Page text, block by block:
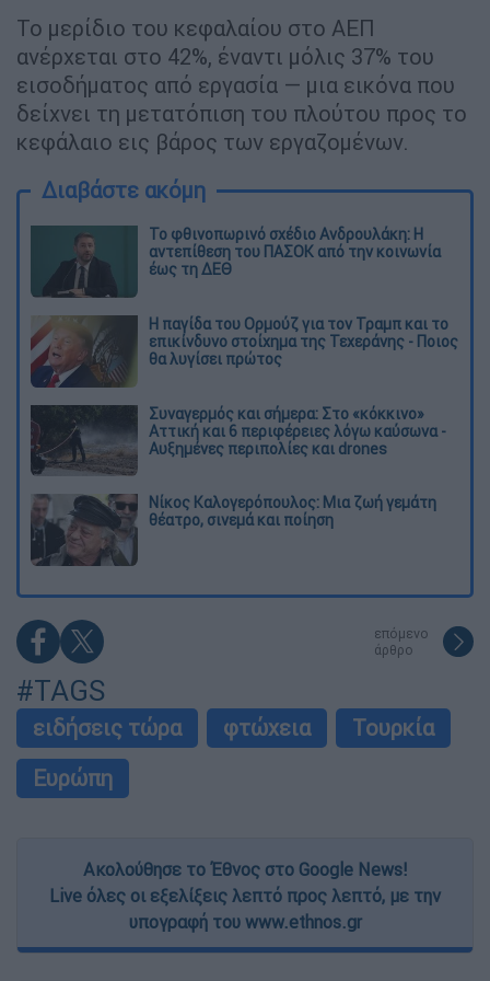
Το μερίδιο του κεφαλαίου στο ΑΕΠ
ανέρχεται στο 42%, έναντι μόλις 37% του
εισοδήματος από εργασία — μια εικόνα που
δείχνει τη μετατόπιση του πλούτου προς το
κεφάλαιο εις βάρος των εργαζομένων.
Διαβάστε ακόμη
Το φθινοπωρινό σχέδιο Ανδρουλάκη: Η
αντεπίθεση του ΠΑΣΟΚ από την κοινωνία
έως τη ΔΕΘ
Η παγίδα του Ορμούζ για τον Τραμπ και το
επικίνδυνο στοίχημα της Τεχεράνης - Ποιος
θα λυγίσει πρώτος
Συναγερμός και σήμερα: Στο «κόκκινο»
Αττική και 6 περιφέρειες λόγω καύσωνα -
Αυξημένες περιπολίες και drones
Νίκος Καλογερόπουλος: Μια ζωή γεμάτη
θέατρο, σινεμά και ποίηση
επόμενο
άρθρο
#TAGS
ειδήσεις τώρα φτώχεια
Τουρκία
Ευρώπη
Ακολούθησε το Έθνος στο Google News!
Live όλες οι εξελίξεις λεπτό προς λεπτό, με την
υπογραφή του www.ethnos.gr